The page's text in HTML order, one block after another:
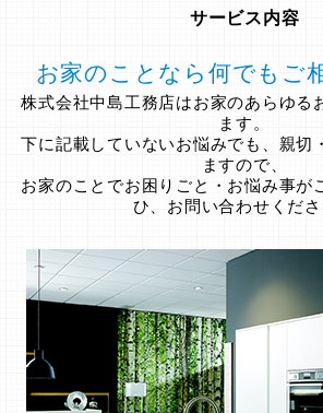
サービス内容
お家のことなら何でもご
株式会社中島工務店はお家のあらゆる
ます。
下に記載していないお悩みでも、親切
ますので、
お家のことでお困りごと・お悩み事が
ひ、お問い合わせくださ